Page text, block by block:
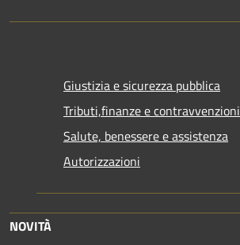
Giustizia e sicurezza pubblica
Tributi,finanze e contravvenzioni
Salute, benessere e assistenza
Autorizzazioni
NOVITÀ